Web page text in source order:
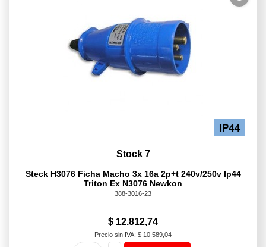
Stock 7
Steck H3076 Ficha Macho 3x 16a 2p+t 240v/250v Ip44
Triton Ex N3076 Newkon
388-3016-23
$ 12.812,74
Precio sin IVA: $ 10.589,04